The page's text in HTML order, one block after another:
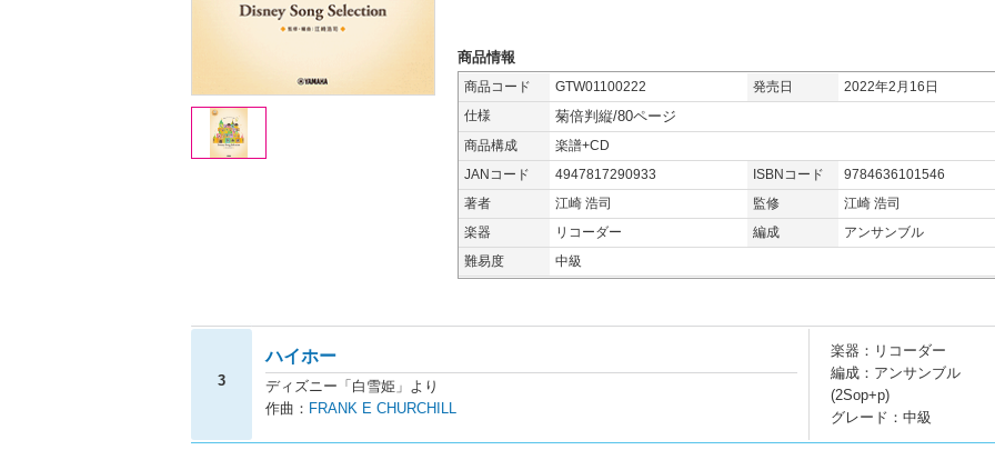
商品情報
商品コード GTW01100222 発売日
2022年2月16日
仕様
菊倍判縦/80ページ
商品構成
楽譜+CD
JANコード
4947817290933 ISBNコード
9784636101546
著者
江崎 浩司 監修
江崎 浩司
楽器
リコーダー 編成
アンサンブル
難易度
中級
3
ハイホー
ディズニー「白雪姫」より
作曲： FRANK E CHURCHILL
楽器：リコーダー
編成：アンサンブル
(2Sop+p)
グレード：中級